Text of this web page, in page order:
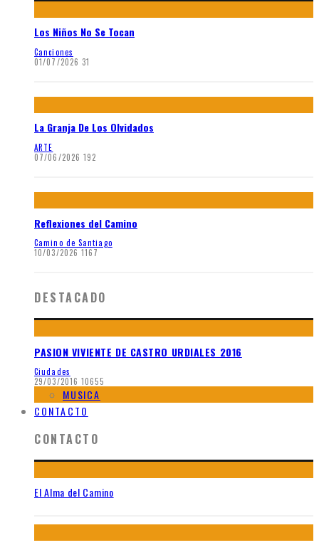
Los Niños No Se Tocan
Canciones
01/07/2026 31
La Granja De Los Olvidados
ARTE
07/06/2026 192
Reflexiones del Camino
Camino de Santiago
10/03/2026 1167
DESTACADO
PASION VIVIENTE DE CASTRO URDIALES 2016
Ciudades
29/03/2016 10655
MUSICA
CONTACTO
CONTACTO
El Alma del Camino